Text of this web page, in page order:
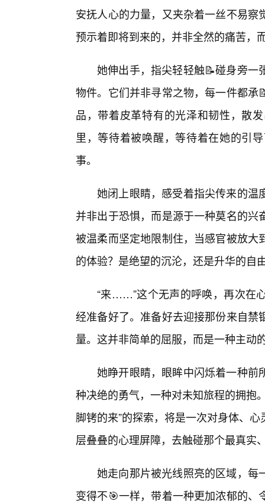
安抚人心的力量，又夹杂着一丝不易
预示着即将到来的，并非全然的痛苦，
她伸出手，指尖轻轻触📝碰身旁一
物件。它们并非寻常之物，每一件都
品，带着皮革特有的光泽和韧性，散
里，等待着被唤醒，等待着在她的引
事。
她闭上眼睛，感受着指尖传来的温
并非出于恐惧，而是源于一种莫名的
被温柔而坚定地限制住，当感官被放
的体验？是绝望的沉沦，还是升华的自
“来……”这个无声的呼唤，再次在
经准备好了。准备好去迎接那份来自
量。这并非简单的屈服，而是一种主动
她睁开眼睛，眼眸中闪烁着一种前
种决绝的勇气，一种对未知旅程的拥抱
脚铐的来”的探索，将是一次对身体、
层叠叠的心理屏障，去触碰那个最真实
她走向那片被光线照亮的区域，每
变得不🎯一样，带着一种更加浓郁的